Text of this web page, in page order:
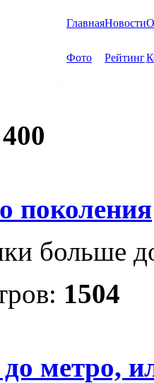
ГлавнаяНовости
Фото Рейтинг
400
поколения
больше
1504
метро,